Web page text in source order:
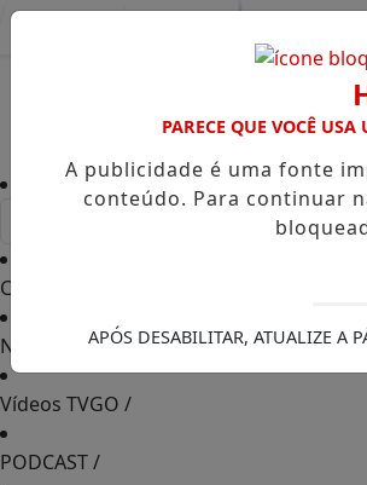
Capa
Notícias
Vídeos TVGO /
PODCAST/
PARECE QUE VOCÊ
A publicidade é uma fonte
conteúdo. Para continuar
APÓS DESABILITAR, ATUALIZE A